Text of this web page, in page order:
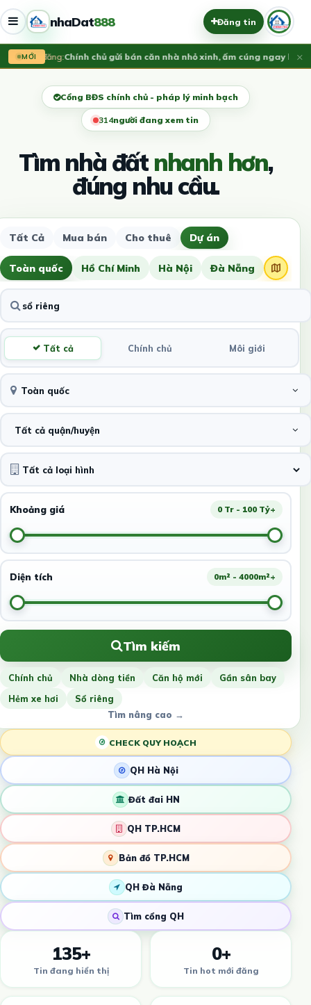
nhaDat888 Đăng tin
MỚI
Vừa đăng:​Chính chủ gửi bán căn nhà nhỏ xinh, ấm cúng ngay lõi ×
Cổng BĐS chính chủ - pháp lý minh bạch
315người đang xem tin
Tìm nhà đấtnhanh hơn,
đúng nhu cầu.
Tất Cả Mua bán Cho thuê Dự án
Toàn quốc Hồ Chí Minh Hà Nội Đà Nẵng
Tất cả Chính chủ Môi giới
Toàn quốc
Tất cả quận/huyện
Khoảng giá 0 Tr - 100 Tỷ+
Diện tích 0m² - 4000m²+
Tìm kiếm
Chính chủ Nhà dòng tiền Căn hộ mới
Gần sân bay
Hẻm xe hơi
Sổ riêng
Tìm nâng cao →
CHECK QUY HOẠCH
QH Hà Nội
Đất đai HN
QH TP.HCM
Bản đồ TP.HCM
QH Đà Nẵng
Tìm cổng QH
135+
Tin đang hiển thị
0+
Tin hot mới đăng